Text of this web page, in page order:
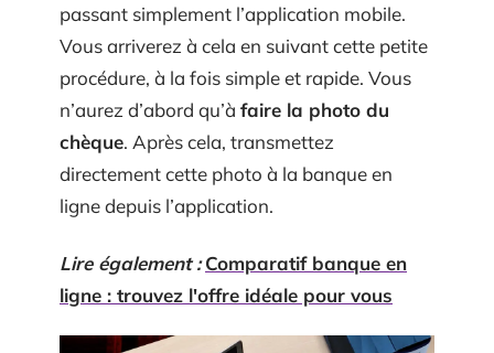
passant simplement l’application mobile.
Vous arriverez à cela en suivant cette petite
procédure, à la fois simple et rapide. Vous
n’aurez d’abord qu’à faire la photo du
chèque. Après cela, transmettez
directement cette photo à la banque en
ligne depuis l’application.
Lire également : Comparatif banque en
ligne : trouvez l'offre idéale pour vous